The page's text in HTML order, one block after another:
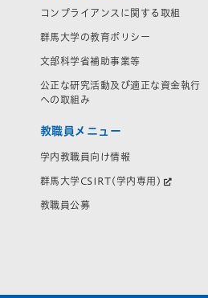
コンプライアンスに関する取組
群馬大学の教育ポリシー
文部科学省補助事業等
公正な研究活動及び適正な資金執行
への取組み
教職員メニュー
学内教職員向け情報
群馬大学CSIRT(学内専用)
教職員公募